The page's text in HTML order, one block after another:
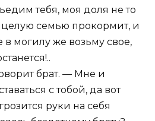
тебя, моя доля не то
целую семью прокормит, и
в могилу же возьму свое,
брат. — Мне и
с тобой, да вот
руки на себя